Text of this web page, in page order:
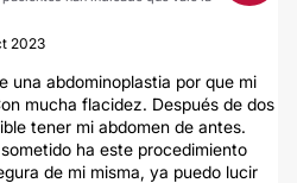
2023
una abdominoplastia por que mi
mucha flacidez. Después de dos
tener mi abdomen de antes.
ha este procedimiento
de mi misma, ya puedo lucir